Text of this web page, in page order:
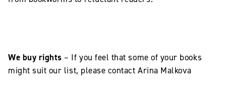
We buy rights – If you feel that some of your books
might suit our list, please contact Arina Malkova